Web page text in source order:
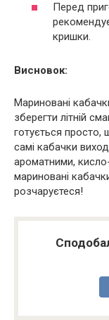
Перед
кришки.
Висновок:
Мариновані
зберегти літній
готується просто,
самі кабачки
ароматними,
мариновані
розчаруєтеся!